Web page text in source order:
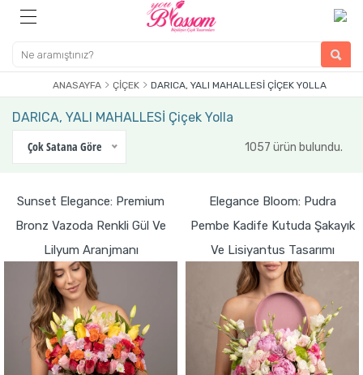
ANASAYFA ÇIÇEK DARICA, YALI MAHALLESİ ÇIÇEK YOLLA
DARICA, YALI MAHALLESİ Çiçek Yolla
Çok Satana Göre
1057 ürün bulundu.
Sunset Elegance: Premium
Bronz Vazoda Renkli Gül Ve
Lilyum Aranjmanı
Elegance Bloom: Pudra
Pembe Kadife Kutuda Şakayık
Ve Lisiyantus Tasarımı